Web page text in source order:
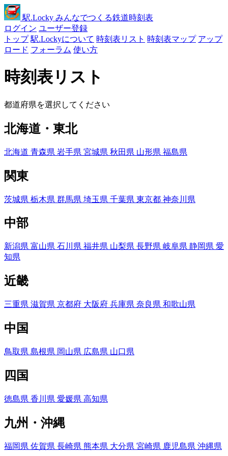
駅.Locky みんなでつくる鉄道時刻表
ログイン ユーザー登録
トップ 駅.Lockyについて 時刻表リスト 時刻表マップ アップ
ロード フォーラム 使い方
時刻表リスト
都道府県を選択してください
北海道・東北
北海道 青森県 岩手県 宮城県 秋田県 山形県 福島県
関東
茨城県 栃木県 群馬県 埼玉県 千葉県 東京都 神奈川県
中部
新潟県 富山県 石川県 福井県 山梨県 長野県 岐阜県 静岡県 愛
知県
近畿
三重県 滋賀県 京都府 大阪府 兵庫県 奈良県 和歌山県
中国
鳥取県 島根県 岡山県 広島県 山口県
四国
徳島県 香川県 愛媛県 高知県
九州・沖縄
福岡県 佐賀県 長崎県 熊本県 大分県 宮崎県 鹿児島県 沖縄県